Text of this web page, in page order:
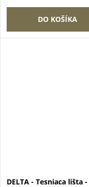
DO KOŠÍKA
DELTA - Tesniaca lišta -